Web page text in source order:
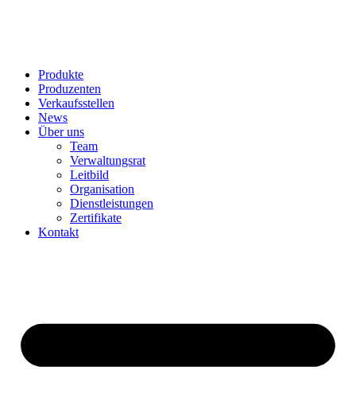
Produkte
Produzenten
Verkaufsstellen
News
Über uns
Team
Verwaltungsrat
Leitbild
Organisation
Dienstleistungen
Zertifikate
Kontakt